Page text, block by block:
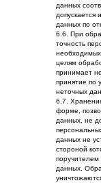
данных
данных по
6.6. При
точность
необходимых
целям
принимает
принятие по
неточных
6.7.
форме,
данных, не
данных не
стороной
поручителем
данных.